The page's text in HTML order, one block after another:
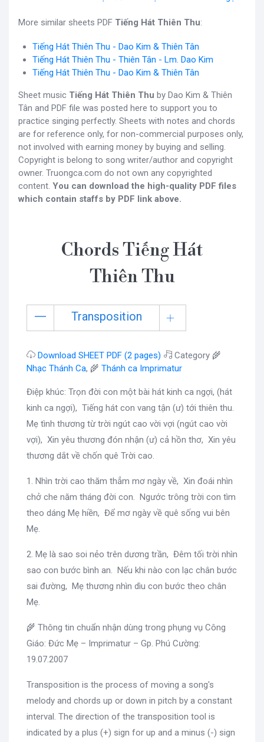
More similar sheets PDF Tiếng Hát Thiên Thu:
Tiếng Hát Thiên Thu - Dao Kim & Thiên Tân
Tiếng Hát Thiên Thu - Thiên Tân - Lm. Dao Kim
Tiếng Hát Thiên Thu - Dao Kim & Thiên Tân
Sheet music Tiếng Hát Thiên Thu by Dao Kim & Thiên
Tân and PDF file was posted here to support you to
practice singing perfectly. Sheets with notes and chords
are for reference only, for non-commercial purposes only,
not involved with earning money by buying and selling.
Copyright is belong to song writer/author and copyright
owner. Truongca.com do not own any copyrighted
content. You can download the high-quality PDF files
which contain staffs by PDF link above.
Chords Tiếng Hát
Thiên Thu
Transposition
Download SHEET PDF (2 pages)
Category 🌾
Nhạc Thánh Ca, 🌾 Thánh ca Imprimatur
Điệp khúc: Trọn đời con một bài hát kinh ca ngợi, (hát
kinh ca ngợi), Tiếng hát con vang tận (ư) tới thiên thu.
Mẹ tình thương từ trời ngút cao vời vợi (ngút cao vời
vợi), Xin yêu thương đón nhận (ư) cả hồn thơ, Xin yêu
thương dắt về chốn quê Trời cao.
1. Nhìn trời cao thăm thẳm mơ ngày về, Xin đoái nhìn
chở che năm tháng đời con. Ngước trông trời con tìm
theo dáng Mẹ hiền, Để mơ ngày về quê sống vui bên
Mẹ.
2. Mẹ là sao soi nẻo trên dương trần, Đêm tối trời nhìn
sao con bước bình an. Nếu khi nào con lạc chân bước
sai đường, Mẹ thương nhìn dìu con bước theo chân
Mẹ.
🌾 Thông tin chuẩn nhận dùng trong phụng vụ Công
Giáo: Đức Mẹ – Imprimatur – Gp. Phú Cường:
19.07.2007
Transposition is the process of moving a song's
melody and chords up or down in pitch by a constant
interval. The direction of the transposition tool is
indicated by a plus (+) sign for up and a minus (-) sign